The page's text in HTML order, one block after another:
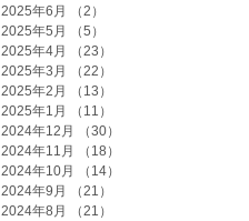
2025年6月
（2）
2025年5月
（5）
2025年4月
（23）
2025年3月
（22）
2025年2月
（13）
2025年1月
（11）
2024年12月
（30）
2024年11月
（18）
2024年10月
（14）
2024年9月
（21）
2024年8月
（21）